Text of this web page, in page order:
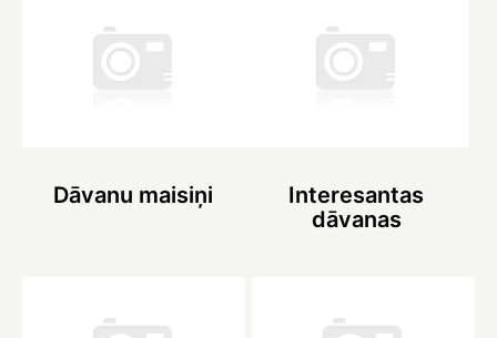
Dāvanu maisiņi
Interesantas
dāvanas